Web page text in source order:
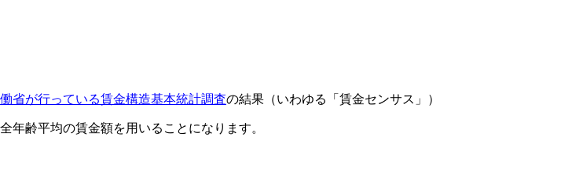
省が行っている賃金構造基本統計調査の結果（いわゆる「賃金センサス」）
年齢平均の賃金額を用いることになります。